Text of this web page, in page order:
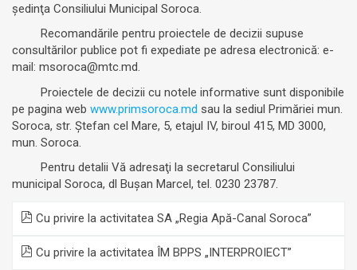
şedinţa Consiliului Municipal Soroca.
Recomandările pentru proiectele de decizii supuse
consultărilor publice pot fi expediate pe adresa electronică: e-
mail: msoroca@mtc.md.
Proiectele de decizii cu notele informative sunt disponibile
pe pagina web www.primsoroca.md sau la sediul Primăriei mun.
Soroca, str. Ştefan cel Mare, 5, etajul IV, biroul 415, MD 3000,
mun. Soroca.
Pentru detalii Vă adresaţi la secretarul Consiliului
municipal Soroca, dl Buşan Marcel, tel. 0230 23787.
Cu privire la activitatea SA „Regia Apă-Canal Soroca”
Cu privire la activitatea ÎM BPPS „INTERPROIECT”